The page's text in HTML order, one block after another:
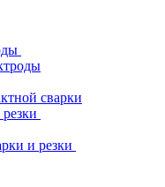
сварки
и резки